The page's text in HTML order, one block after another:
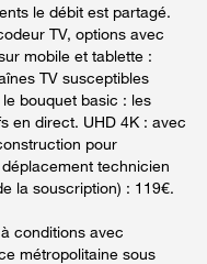
le débit est partagé.
TV, options avec
mobile et tablette :
TV susceptibles
bouquet basic : les
en direct. UHD 4K : avec
pour
technicien
la souscription) : 119€.
conditions avec
métropolitaine sous